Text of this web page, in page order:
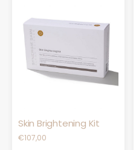
Skin Brightening Kit
€107,00